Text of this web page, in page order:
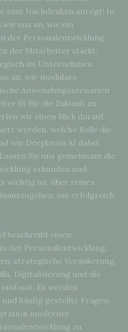
zum Nachdenken anregt! In
uns an, wie ein
der Personalentwicklung
der Mitarbeiter stärkt,
im Unternehmen
an, wie modulare
Anwendungsszenarien
fit für die Zukunft zu
wir einen Blick darauf,
werden, welche Rolle die
wie Deepbrain AI dabei
Sie uns gemeinsam die
erkunden und
wichtig ist, über reines
um erfolgreich
beschreibt einen
der Personalentwicklung,
strategische Verankerung,
Digitalisierung und die
Es werden
häufig gestellte Fragen
moderner
zu